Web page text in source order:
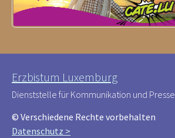
Erzbistum Luxemburg
Dienststelle für Kommunikation und Presse
© Verschiedene Rechte vorbehalten
Datenschutz >